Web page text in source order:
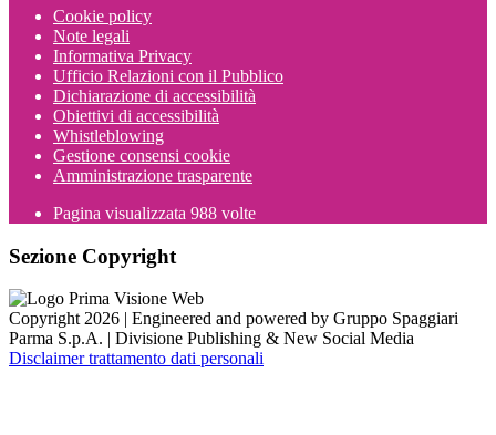
Cookie policy
Note legali
Informativa Privacy
Ufficio Relazioni con il Pubblico
Dichiarazione di accessibilità
Obiettivi di accessibilità
Whistleblowing
Gestione consensi cookie
Amministrazione trasparente
Pagina visualizzata 988 volte
Sezione Copyright
Copyright 2026 | Engineered and powered by Gruppo Spaggiari
Parma S.p.A. | Divisione Publishing & New Social Media
Disclaimer trattamento dati personali